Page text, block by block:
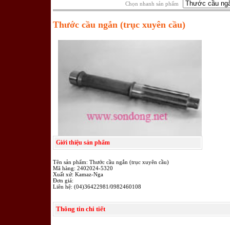
Chọn nhanh sản phẩm
Thước cầu ngắn (trục xuyên cầu)
Giới thiệu sản phẩm
Tên sản phẩm: Thước cầu ngắn (trục xuyên cầu)
Mã hàng: 2402024-5320
Xuất xứ: Kamaz-Nga
Đơn giá:
Liên hệ: (04)36422981/0982460108
Thông tin chi tiết